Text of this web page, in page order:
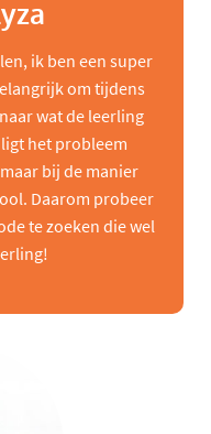
ik ben een super
om tijdens
wat de leerling
het probleem
bij de manier
Daarom probeer
te zoeken die wel